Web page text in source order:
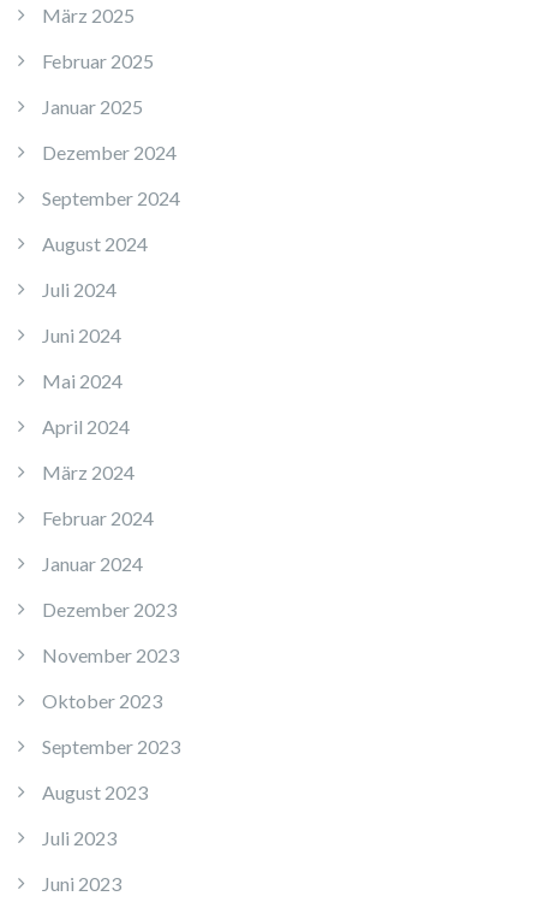
März 2025
Februar 2025
Januar 2025
Dezember 2024
September 2024
August 2024
Juli 2024
Juni 2024
Mai 2024
April 2024
März 2024
Februar 2024
Januar 2024
Dezember 2023
November 2023
Oktober 2023
September 2023
August 2023
Juli 2023
Juni 2023